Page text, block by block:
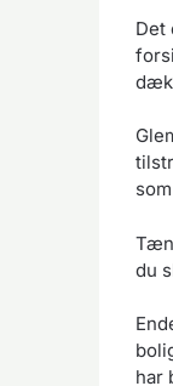
Det
du
har